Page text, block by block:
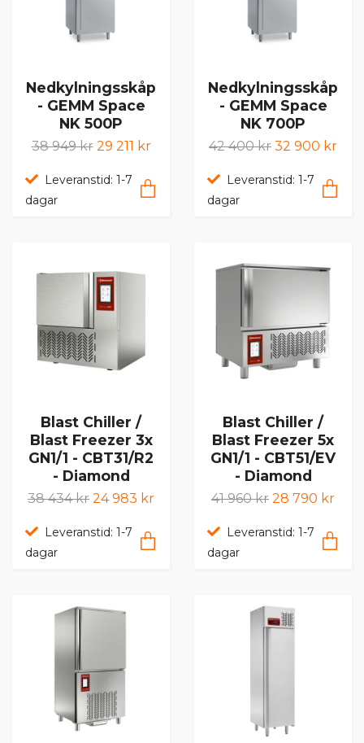
Nedkylningsskåp
- GEMM Space
NK 500P
38 949 kr 29 211 kr
Leveranstid: 1-7
dagar
Nedkylningsskåp
- GEMM Space
NK 700P
42 400 kr 32 900 kr
Leveranstid: 1-7
dagar
Blast Chiller /
Blast Freezer 3x
GN1/1 - CBT31/R2
- Diamond
38 434 kr 24 983 kr
Leveranstid: 1-7
dagar
Blast Chiller /
Blast Freezer 5x
GN1/1 - CBT51/EV
- Diamond
41 960 kr 28 790 kr
Leveranstid: 1-7
dagar